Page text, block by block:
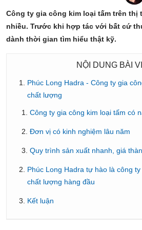
Công ty gia công kim loại tấm trên thị
nhiều. Trước khi hợp tác với bất cứ
dành thời gian tìm hiểu thật kỹ.
NỘI DUNG BÀI
Phúc Long Hadra - Công ty gia
chất lượng
Công ty gia công kim loại tấm có
Đơn vị có kinh nghiệm lâu năm
Quy trình sản xuất nhanh, giá
Phúc Long Hadra tự hào là công
chất lượng hàng đầu
Kết luận